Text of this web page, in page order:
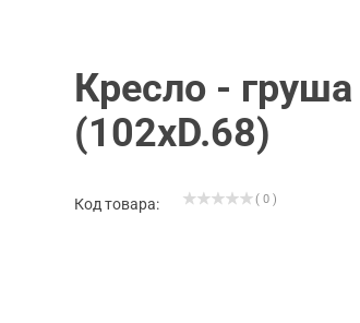
Кресло -
(102хD.68)
Код товара: ( 0 )